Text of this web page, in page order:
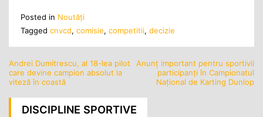
Posted in Noutăţi
Tagged cnvcd, comisie, competitii, decizie
Navigare
în
articole
Andrei Dumitrescu, al 18-lea pilot
care devine campion absolut la
viteză în coastă
Anunţ important pentru sportivii
participanţi în Campionatul
Naţional de Karting Dunlop
DISCIPLINE SPORTIVE